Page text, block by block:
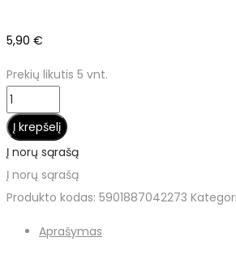
5,90 €
Prekių likutis 5 vnt.
produkto
kiekis:
Ziaja
Į krepšelį
Į norų sąrašą
Į norų sąrašą
Produkto kodas: 5901887042273
Aprašymas